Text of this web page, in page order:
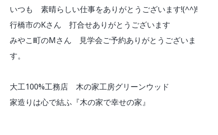
いつも 素晴らしい仕事をありがとうございます!(^^)!
行橋市のKさん 打合せありがとうございます
みやこ町のMさん 見学会ご予約ありがとうございま
す。
大工100%工務店 木の家工房グリーンウッド
家造りは心で結ふ『木の家で幸せの家』